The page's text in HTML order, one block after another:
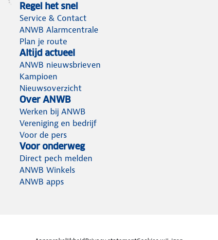
Regel het snel
Service & Contact
ANWB Alarmcentrale
Plan je route
Altijd actueel
ANWB nieuwsbrieven
Kampioen
Nieuwsoverzicht
Over ANWB
Werken bij ANWB
Vereniging en bedrijf
Voor de pers
Voor onderweg
Direct pech melden
ANWB Winkels
ANWB apps